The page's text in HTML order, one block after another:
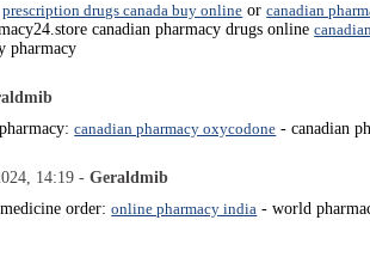
prescription drugs canada buy online orcanadian
canadian pharmacy drugs online
pharmacy
canadian pharmacy oxycodone - canadian
14:19 -Geraldmib
order:online pharmacy india - world